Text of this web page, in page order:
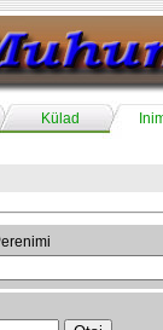
Külad